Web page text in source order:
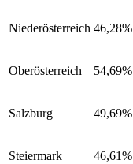
Niederösterreich 46,28%
Oberösterreich 54,69%
Salzburg 49,69%
Steiermark 46,61%